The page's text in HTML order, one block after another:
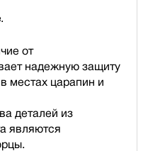
от
надежную защиту
местах царапин и
деталей из
являются